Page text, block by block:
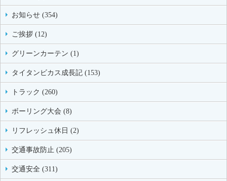
お知らせ (354)
ご挨拶 (12)
グリーンカーテン (1)
タイタンビカス成長記 (153)
トラック (260)
ボーリング大会 (8)
リフレッシュ休日 (2)
交通事故防止 (205)
交通安全 (311)